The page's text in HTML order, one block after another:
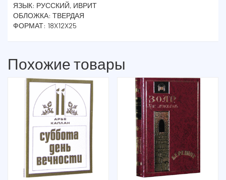
ЯЗЫК: РУССКИЙ, ИВРИТ
ОБЛОЖКА: ТВЕРДАЯ
ФОРМАТ: 18X12X25
Похожие товары